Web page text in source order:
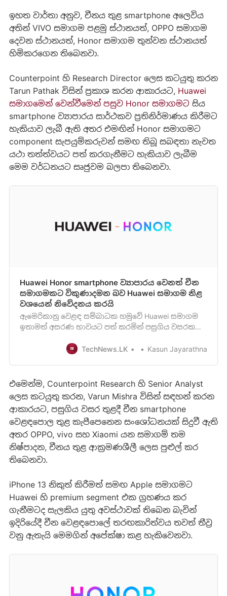
ඉහත වාර්තා අනුව, චීනය තුළ smartphone අලෙවිය
අතින් VIVO සමාගම පළමු ස්ථානයත්, OPPO සමාගම
දෙවන ස්ථානයත්, Honor සමාගම තුන්වන ස්ථානයත්
හිමිකරගෙන තිබෙනවා.
Counterpoint හි Research Director ලෙස කටයුතු කරන
Tarun Pathak විසින් ප්‍රකාශ කරන ආකාරයට, Huawei
සමාගමෙන් වෙන්වීමෙන් පසුව Honor සමාගමට සිය
smartphone ව්‍යාපාරය සාර්ථකව ප්‍රතිනිර්මාණය කිරීමට
හැකියාව ලැබී ඇති අතර එමඟින් Honor සමාගමට
component සැපයුම්කරුවන් සමඟ තිබූ සබඳතා නැවත
යථා තත්ත්වයට පත් කරගැනීමට හැකියාව ලැබීම
මෙම වර්ධනයට සෘජුවම බලපා තිබෙනවා.
Huawei Honor smartphone ව්‍යාපාරය වෙනත් චීන
සමාගමකට විකුණාදමන බව Huawei සමාගම නිළ
වශයෙන් නිවේදනය කරයි
ඇමෙරිකානු වෙළඳ සම්බාධක හමුවේ Huawei සමාගම
ඉතාමත් අසරණ භාවයට පත් කරමින් පසුගිය වසරක
TechNews.LK Kasun Jayarathna
එමෙන්ම, Counterpoint Research හි Senior Analyst
ලෙස කටයුතු කරන, Varun Mishra විසින් සඳහන් කරන
ආකාරයට, පසුගිය වසර තුළදී චීන smartphone
වෙළඳපොල තුළ කැපීපෙනෙන සංශෝධනයක් සිදුවී ඇති
අතර OPPO, vivo සහ Xiaomi යන සමාගම් තම
නිෂ්පාදන, චීනය තුළ ආක්‍රමණශීලී ලෙස පුළුල් කර
තිබෙනවා.
iPhone 13 නිකුත් කිරීමත් සමඟ Apple සමාගමට
Huawei හි premium segment එක ග්‍රහණය කර
ගැනීමටද සැලකිය යුතු අවස්ථාවක් තිබෙන බැවින්
ඉදිරියේදී චීන වෙළඳපොලේ තරඟකාරිත්වය තවත් තීව්‍ර
වනු ඇතැයි මෙමගින් අපේක්ෂා කළ හැකිවෙනවා.